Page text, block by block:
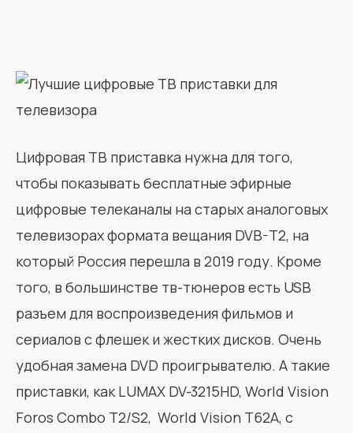
Цифровая ТВ приставка нужна для того,
чтобы показывать бесплатные эфирные
цифровые телеканалы на старых аналоговых
телевизорах формата вещания DVB-T2, на
который Россия перешла в 2019 году. Кроме
того, в большинстве тв-тюнеров есть USB
разъем для воспроизведения фильмов и
сериалов с флешек и жестких дисков. Очень
удобная замена DVD проигрывателю. А такие
приставки, какLUMAX DV-3215HD, World Vision
Foros Combo T2/S2, World Vision T62A, с